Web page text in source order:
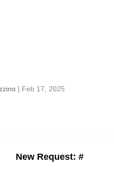
| Feb 17, 2025
New Request: #